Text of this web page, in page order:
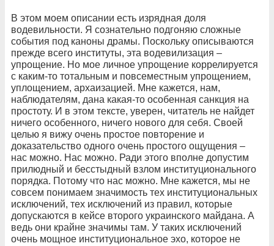
В этом моем описании есть изрядная доля
водевильности. Я сознательно подгоняю сложные
события под каноны драмы. Поскольку описываются
прежде всего институты, эта водевилизация –
упрощение. Но мое личное упрощение коррелируется
с каким-то тотальным и повсеместным упрощением,
уплощением, архаизацией. Мне кажется, нам,
наблюдателям, дана какая-то особенная санкция на
простоту. И в этом тексте, уверен, читатель не найдет
ничего особенного, ничего нового для себя. Своей
целью я вижу очень простое повторение и
доказательство одного очень простого ощущения –
нас можно. Нас можно. Ради этого вполне допустим
прилюдный и бесстыдный взлом институционального
порядка. Потому что нас можно. Мне кажется, мы не
совсем понимаем значимость тех институциональных
исключений, тех исключений из правил, которые
допускаются в кейсе второго украинского майдана. А
ведь они крайне значимы там. У таких исключений
очень мощное институциональное эхо, которое не